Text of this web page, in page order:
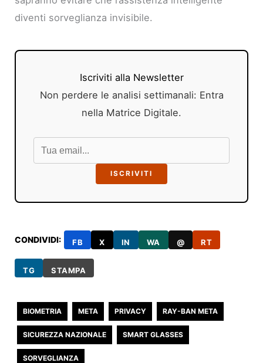
diventi sorveglianza invisibile.
Iscriviti alla Newsletter
Non perdere le analisi settimanali: Entra
nella Matrice Digitale.
ISCRIVITI
CONDIVIDI: FB X IN WA @ RT
TG STAMPA
BIOMETRIA META PRIVACY RAY-BAN META
SICUREZZA NAZIONALE SMART GLASSES
SORVEGLIANZA